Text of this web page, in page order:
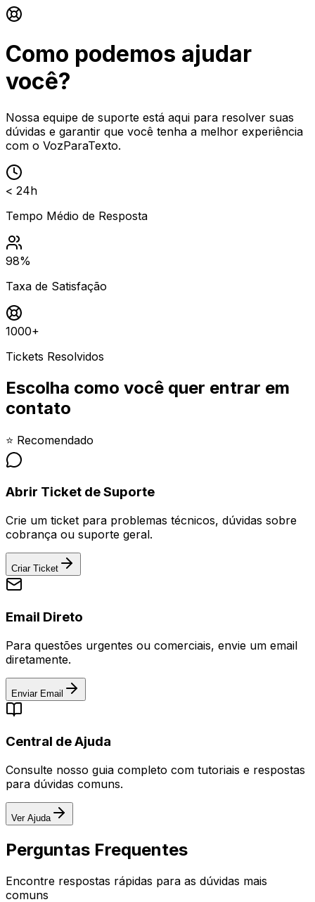
Como podemos ajudar
você?
Nossa equipe de suporte está aqui para resolver suas
dúvidas e garantir que você tenha a melhor experiência
com o VozParaTexto.
< 24h
Tempo Médio de Resposta
98%
Taxa de Satisfação
1000+
Tickets Resolvidos
Escolha como você quer entrar em
contato
⭐ Recomendado
Abrir Ticket de Suporte
Crie um ticket para problemas técnicos, dúvidas sobre
cobrança ou suporte geral.
Criar Ticket
Email Direto
Para questões urgentes ou comerciais, envie um email
diretamente.
Enviar Email
Central de Ajuda
Consulte nosso guia completo com tutoriais e respostas
para dúvidas comuns.
Ver Ajuda
Perguntas Frequentes
Encontre respostas rápidas para as dúvidas mais
comuns